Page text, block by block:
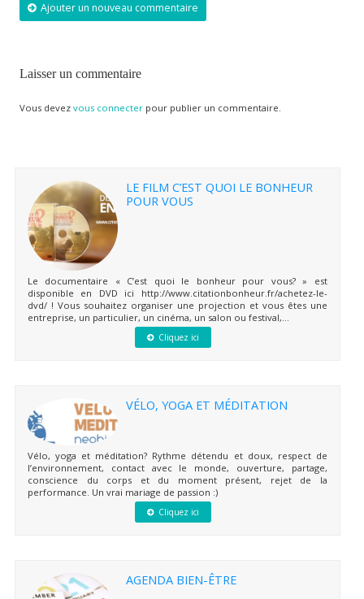
Ajouter un nouveau commentaire
Laisser un commentaire
Vous devez vous connecterpour publier un commentaire.
LE FILM C’EST QUOI LE BONHEUR
POUR VOUS
Le documentaire « C’est quoi le bonheur pour vous? » est
disponible en DVD ici http://www.citationbonheur.fr/achetez-le-
dvd/ ! Vous souhaitez organiser une projection et vous êtes une
entreprise, un particulier, un cinéma, un salon ou festival,...
Cliquez ici
VÉLO, YOGA ET MÉDITATION
Vélo, yoga et méditation? Rythme détendu et doux, respect de
l’environnement, contact avec le monde, ouverture, partage,
conscience du corps et du moment présent, rejet de la
performance. Un vrai mariage de passion :)
Cliquez ici
AGENDA BIEN-ÊTRE